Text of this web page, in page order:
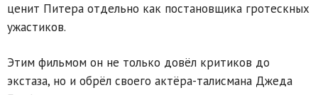
ценит Питера отдельно как постановщика гротескных
ужастиков.
Этим фильмом он не только довёл критиков до
экстаза, но и обрёл своего актёра-талисмана Джеда